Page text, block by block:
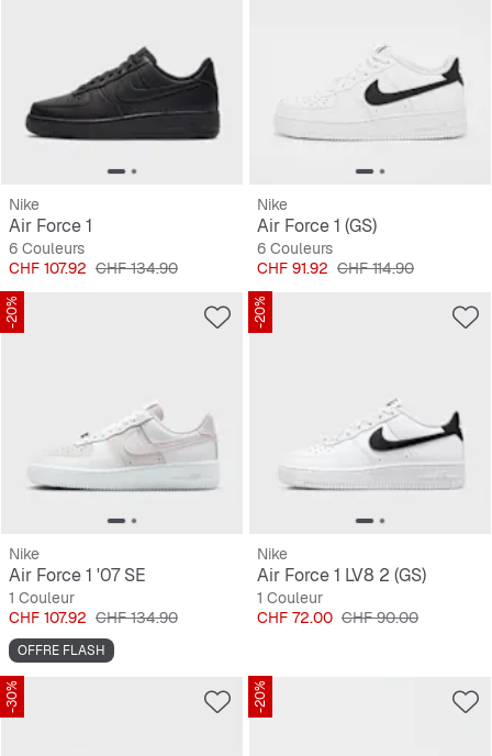
Nike
Air Force 1
6 Couleurs
Prix
CHF 107.92 Prix original
CHF 134.90
Nike
Air Force 1 (GS)
6 Couleurs
Prix
CHF 91.92 Prix original
CHF 114.90
-20%
Nike
Air Force 1 '07 SE
1 Couleur
Prix
CHF 107.92 Prix original
CHF 134.90
OFFRE FLASH
-20%
Nike
Air Force 1 LV8 2 (GS)
1 Couleur
Prix
CHF 72.00 Prix original
CHF 90.00
-30% -20%